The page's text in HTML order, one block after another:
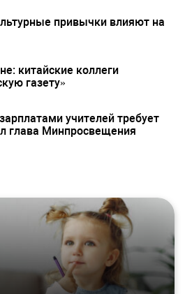
привычки влияют на
китайские коллеги
газету»
учителей требует
глава Минпросвещения